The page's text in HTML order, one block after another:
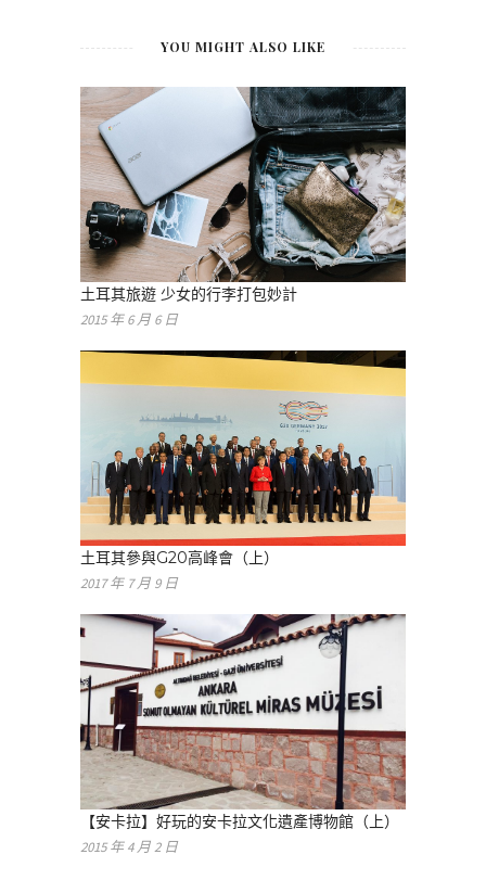
YOU MIGHT ALSO LIKE
土耳其旅遊 少女的行李打包妙計
2015 年 6 月 6 日
土耳其參與G20高峰會（上）
2017 年 7 月 9 日
【安卡拉】好玩的安卡拉文化遺產博物館（上）
2015 年 4 月 2 日